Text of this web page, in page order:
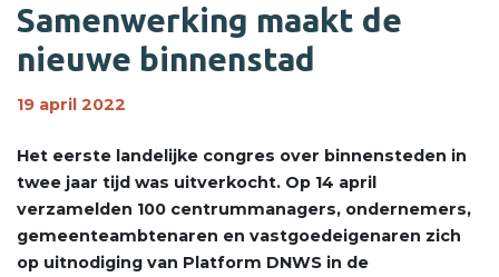
Samenwerking maakt de
nieuwe binnenstad
19 april 2022
Het eerste landelijke congres over binnensteden in
twee jaar tijd was uitverkocht. Op 14 april
verzamelden 100 centrummanagers, ondernemers,
gemeenteambtenaren en vastgoedeigenaren zich
op uitnodiging van Platform DNWS in de